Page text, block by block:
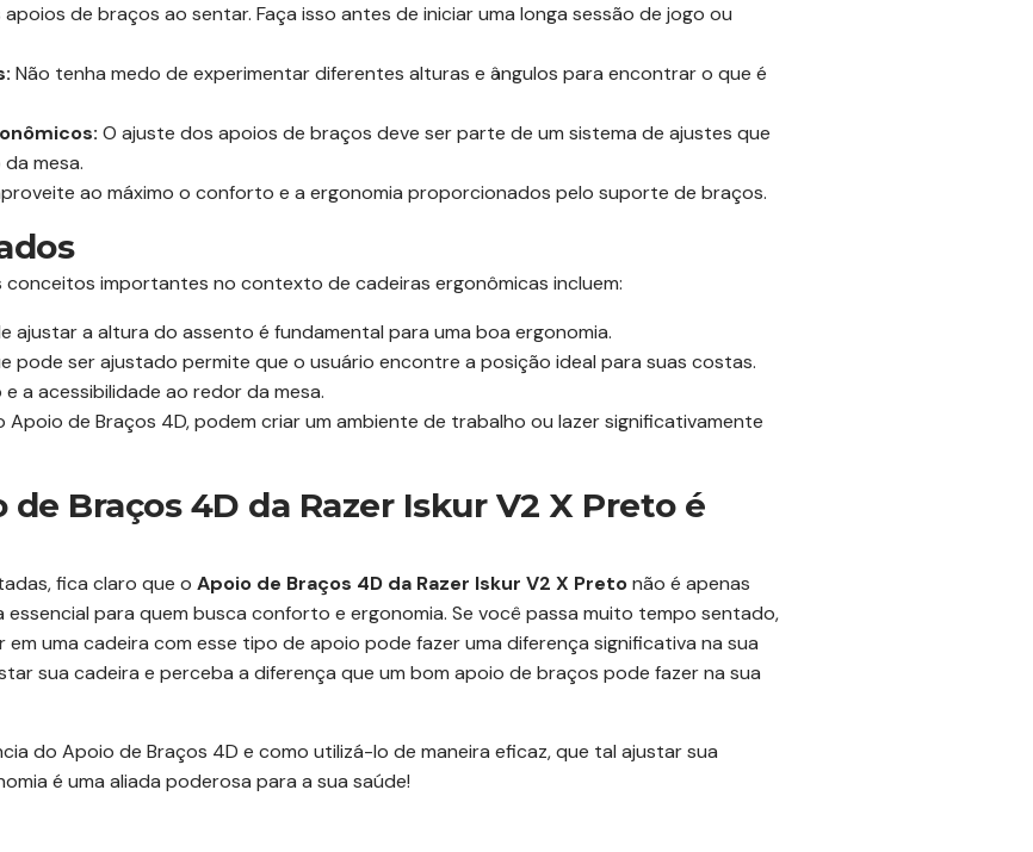
de braços ao sentar. Faça isso antes de iniciar uma longa sessão de jogo ou
Não tenha medo de experimentar diferentes alturas e ângulos para encontrar o que é
O ajuste dos apoios de braços deve ser parte de um sistema de ajustes que
mesa.
ao máximo o conforto e a ergonomia proporcionados pelo suporte de braços.
importantes no contexto de cadeiras ergonômicas incluem:
ajustar a altura do assento é fundamental para uma boa ergonomia.
pode ser ajustado permite que o usuário encontre a posição ideal para suas costas.
a acessibilidade ao redor da mesa.
Apoio de Braços 4D, podem criar um ambiente de trabalho ou lazer significativamente
de Braços 4D da Razer Iskur V2 X Preto é
fica claro que o Apoio de Braços 4D da Razer Iskur V2 X Pretonão é apenas
essencial para quem busca conforto e ergonomia. Se você passa muito tempo sentado,
uma cadeira com esse tipo de apoio pode fazer uma diferença significativa na sua
sua cadeira e perceba a diferença que um bom apoio de braços pode fazer na sua
do Apoio de Braços 4D e como utilizá-lo de maneira eficaz, que tal ajustar sua
é uma aliada poderosa para a sua saúde!